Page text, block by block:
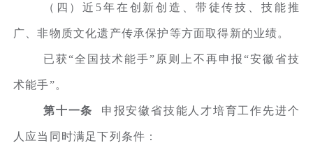
（四）近5年在创新创造、带徒传技、技能推
广、非物质文化遗产传承保护等方面取得新的业绩。
已获“全国技术能手”原则上不再申报“安徽省技
术能手”。
第十一条 申报安徽省技能人才培育工作先进个
人应当同时满足下列条件：